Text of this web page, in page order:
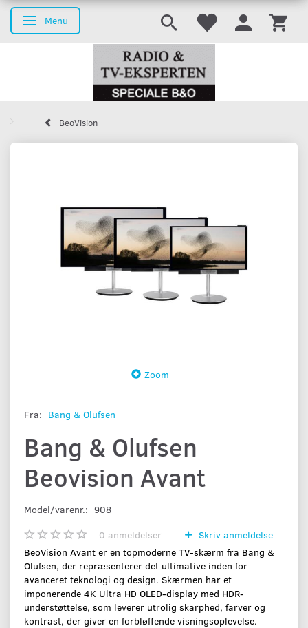
Skifte navigation
Menu
BeoVision
Zoom
Fra: Bang & Olufsen
Bang & Olufsen
Beovision Avant
Model/varenr.: 908
0 anmeldelser
Skriv anmeldelse
BeoVision Avant er en topmoderne TV-skærm fra Bang &
Olufsen, der repræsenterer det ultimative inden for
avanceret teknologi og design. Skærmen har et
imponerende 4K Ultra HD OLED-display med HDR-
understøttelse, som leverer utrolig skarphed, farver og
kontrast, der giver en forbløffende visningsoplevelse.